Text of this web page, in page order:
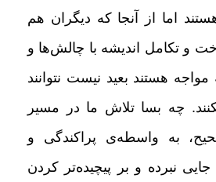
اما از آنجا که دیگران هم
و تکامل
اندیشه با چالش‌ها و
هستند بعید نیست نتوانند
چه بسا تلاش ما در مسیر
به واسطه‌ی پراکندگی و
جایی نبرده و بر پیچیده‌تر کردن